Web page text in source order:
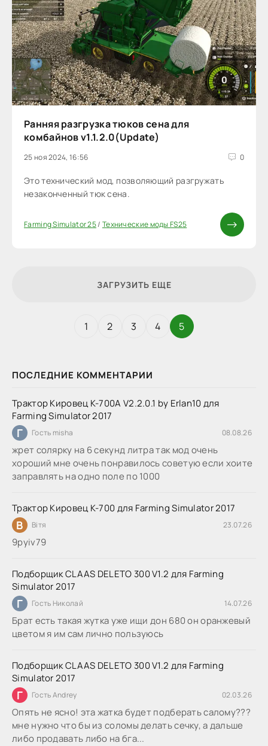
ПОСЛЕДНИЕ КОММЕНТАРИИ
Трактор Кировец К-700А V2.2.0.1 by Erlan10 для
Farming Simulator 2017
Г Гость misha 08.08.26
жрет солярку на 6 секунд литра так мод очень
хороший мне очень понравилось советую если хоите
заправлять на одно поле по 1000
Трактор Кировец К-700 для Farming Simulator 2017
В Вітя 23.07.26
9руіv79
Подборщик CLAAS DELETO 300 V1.2 для Farming
Simulator 2017
Г Гость Николай 14.07.26
Брат есть такая жутка уже ищи дон 680 он оранжевый
цветом я им сам лично пользуюсь
Подборщик CLAAS DELETO 300 V1.2 для Farming
Simulator 2017
Г Гость Andrey 02.03.26
Опять не ясно! эта жатка будет подберать салому???
мне нужно что бы из соломы делать сечку, а дальше
либо продавать либо на бга...
Ранняя разгрузка тюков сена для
комбайнов v1.1.2.0(Update)
25 ноя 2024, 16:56 0
Это технический мод, позволяющий разгружать
незаконченный тюк сена.
Farming Simulator 25/ Технические моды FS25
ЗАГРУЗИТЬ ЕЩЕ
1 2 3 4 5